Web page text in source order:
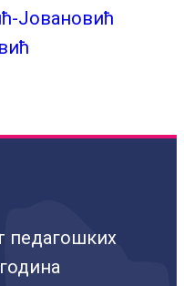
Јовановић
педагошких